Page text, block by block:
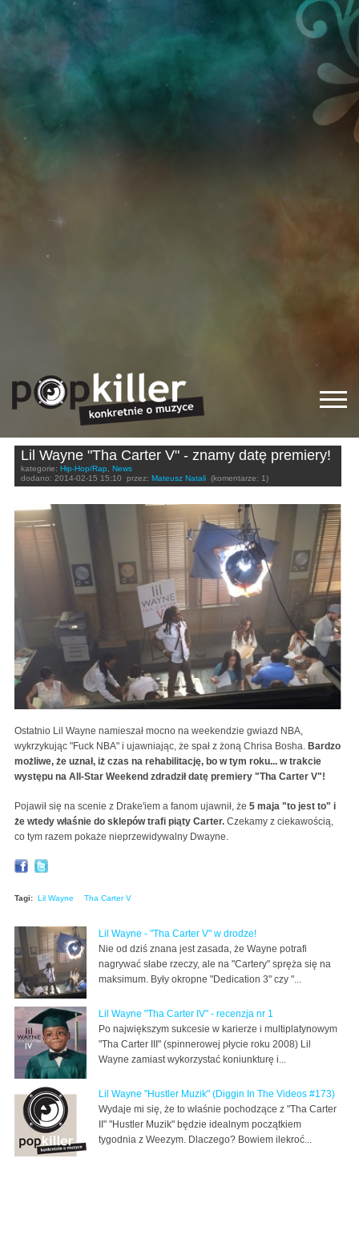
Lil Wayne "Tha Carter V" - znamy datę premiery!
kategorie: Hip-Hop/Rap, News
dodano: 2014-02-15 15:10 przez: Mateusz Natali (komentarze: 1)
Ostatnio Lil Wayne namieszał mocno na weekendzie gwiazd NBA,
wykrzykując "Fuck NBA" i ujawniając, że spał z żoną Chrisa Bosha. Bardzo
możliwe, że uznał, iż czas na rehabilitację, bo w tym roku... w trakcie
występu na All-Star Weekend zdradził datę premiery "Tha Carter V"!
Pojawił się na scenie z Drake'iem a fanom ujawnił, że 5 maja "to jest to" i
że wtedy właśnie do sklepów trafi piąty Carter. Czekamy z ciekawością,
co tym razem pokaże nieprzewidywalny Dwayne.
Tagi: Lil Wayne Tha Carter V
Lil Wayne - "Tha Carter V" w drodze!
Nie od dziś znana jest zasada, że Wayne potrafi
nagrywać słabe rzeczy, ale na "Cartery" spręża się na
maksimum. Były okropne "Dedication 3" czy "...
Lil Wayne "Tha Carter IV" - recenzja nr 1
Po największym sukcesie w karierze i multiplatynowym
"Tha Carter III" (spinnerowej płycie roku 2008) Lil
Wayne zamiast wykorzystać koniunkturę i...
Lil Wayne "Hustler Muzik" (Diggin In The Videos #173)
Wydaje mi się, że to właśnie pochodzące z "Tha Carter
II" "Hustler Muzik" będzie idealnym początkiem
tygodnia z Weezym. Dlaczego? Bowiem ilekroć...